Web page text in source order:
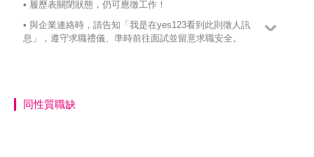
• 履歷表關閉狀態，仍可應徵工作！
• 與企業連絡時，請告知「我是在yes123看到此則徵人訊
息」，遵守求職禮儀、準時前往面試並留意求職安全。
同性質職缺